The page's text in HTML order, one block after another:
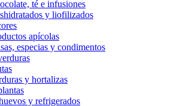
té e infusiones
y liofilizados
apícolas
especias y condimentos
y hortalizas
y refrigerados